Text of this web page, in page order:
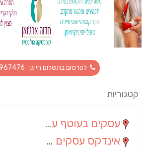
לפרסום בתשלום חייגו 077-9967476
קטגוריות
עסקים בעוטף עזה
אינדקס עסקים מרחבי